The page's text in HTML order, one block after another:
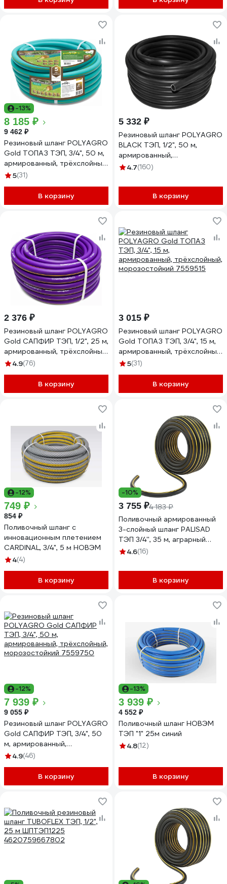
-13%
8 185 ₽
9 462 ₽
Резиновый шланг POLYAGRO
Gold ТОПАЗ ТЭП, 3/4", 50 м,
армированный, трёхслойный,
морозостойкий 7559550
5(31)
В корзину
5 332 ₽
Резиновый шланг POLYAGRO
BLACK ТЭП, 1/2", 50 м,
армированный,
морозостойкий 7558250
4.7(160)
В корзину
2 376 ₽
Резиновый шланг POLYAGRO
Gold САПФИР ТЭП, 1/2", 25 м,
армированный, трёхслойный,
морозостойкий 7559425
4.9(76)
В корзину
3 015 ₽
Резиновый шланг POLYAGRO
Gold ТОПАЗ ТЭП, 3/4", 15 м,
армированный, трёхслойный,
морозостойкий 7559515
5(31)
В корзину
-12%
749 ₽
854 ₽
Поливочный шланг с
инновационным плетением
CARDINAL, 3/4", 5 м НОВЭМ
4(4)
В корзину
-10%
3 755 ₽4 183 ₽
Поливочный армированный
3-слойный шланг PALISAD
ТЭП 3/4'', 35 м, аграрный
67113
4.6(16)
В корзину
-12%
7 939 ₽
9 055 ₽
Резиновый шланг POLYAGRO
Gold САПФИР ТЭП, 3/4", 50
м, армированный,
трёхслойный,
4.9(46)
В корзину
-13%
3 939 ₽
4 552 ₽
Поливочный шланг НОВЭМ
ТЭП "1" 25м синий
4.8(12)
В корзину